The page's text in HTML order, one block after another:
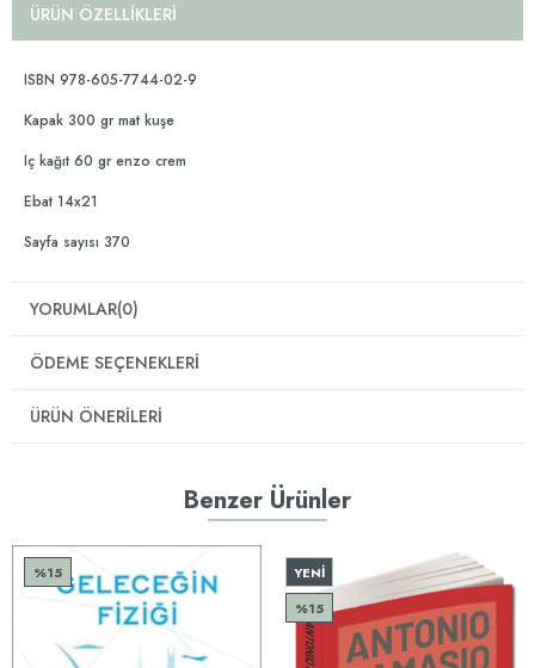
ÜRÜN ÖZELLIKLERI
ISBN 978-605-7744-02-9
Kapak 300 gr mat kuşe
Iç kağıt 60 gr enzo crem
Ebat 14x21
Sayfa sayısı 370
YORUMLAR(0)
ÖDEME SEÇENEKLERI
ÜRÜN ÖNERILERI
Benzer Ürünler
%15
YENI
ÜRÜN
%15